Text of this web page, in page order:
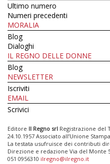
Ultimo numero
Numeri precedenti
MORALIA
Blog
Dialoghi
IL REGNO DELLE DONNE
Blog
NEWSLETTER
Iscriviti
EMAIL
Scrivici
Editore Il Regno srl Registrazione del
24.10.1957 Associato all’Unione
La testata usufruisce dei contributi
Direzione e redazione Via del Monte
051 0956310 ilregno@ilregno.it